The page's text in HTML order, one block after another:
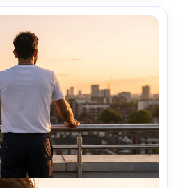
을 지었다. 비라트 코리는 내 뒤에
께 웃는다: 자발적인 순간을 포착
열심히 웃고 있어요. virat은 우호적
로 놓았다(어깨가 아니라), 편안한
었다. 바닥의 폴라로이드-공유 순
. 두 사람은 책상 위의 전화 화면이
. 나는 부드러운 웃음을 가지고 있
드러운 표정으로 아래를 바라보고
공유된 대화의 순간을 캡처한다.
이드 순간 사진 미학, 약간 빈티지
가 없는 솔직한 순간. 기분: 우정,
한 스타 팬의 순간. 부정적인 프롬